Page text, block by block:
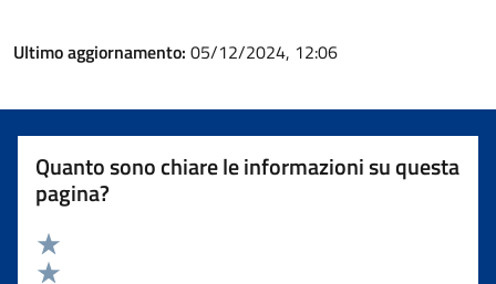
Ultimo aggiornamento: 05/12/2024, 12:06
Quanto sono chiare le informazioni su questa
pagina?
Valuta 5 stelle su 5